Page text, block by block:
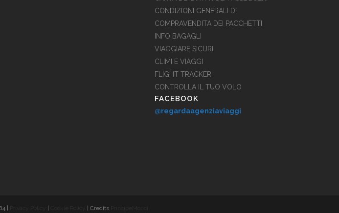
CONDIZIONI GENERALI DI
COMPRAVENDITA DEI PACCHETTI
INFO BAGAGLI
VIAGGIARE SICURI
CLIMI E VIAGGI
FLIGHT TRACKER
CONTROLLA IL TUO VOLO
FACEBOOK
@regardaagenziaviaggi
| | Credits